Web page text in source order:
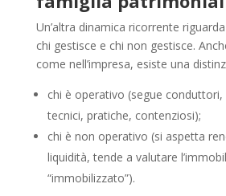
Un’altra dinamica ricorrente
chi gestisce e chi non gestisce.
come nell’impresa, esiste una
chi è operativo (segue
tecnici, pratiche, contenziosi);
chi è non operativo (si aspetta
liquidità, tende a valutare
“immobilizzato”).